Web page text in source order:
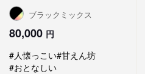
ブラックミックス
80,000 円
#人懐っこい#甘えん坊
#おとなしい